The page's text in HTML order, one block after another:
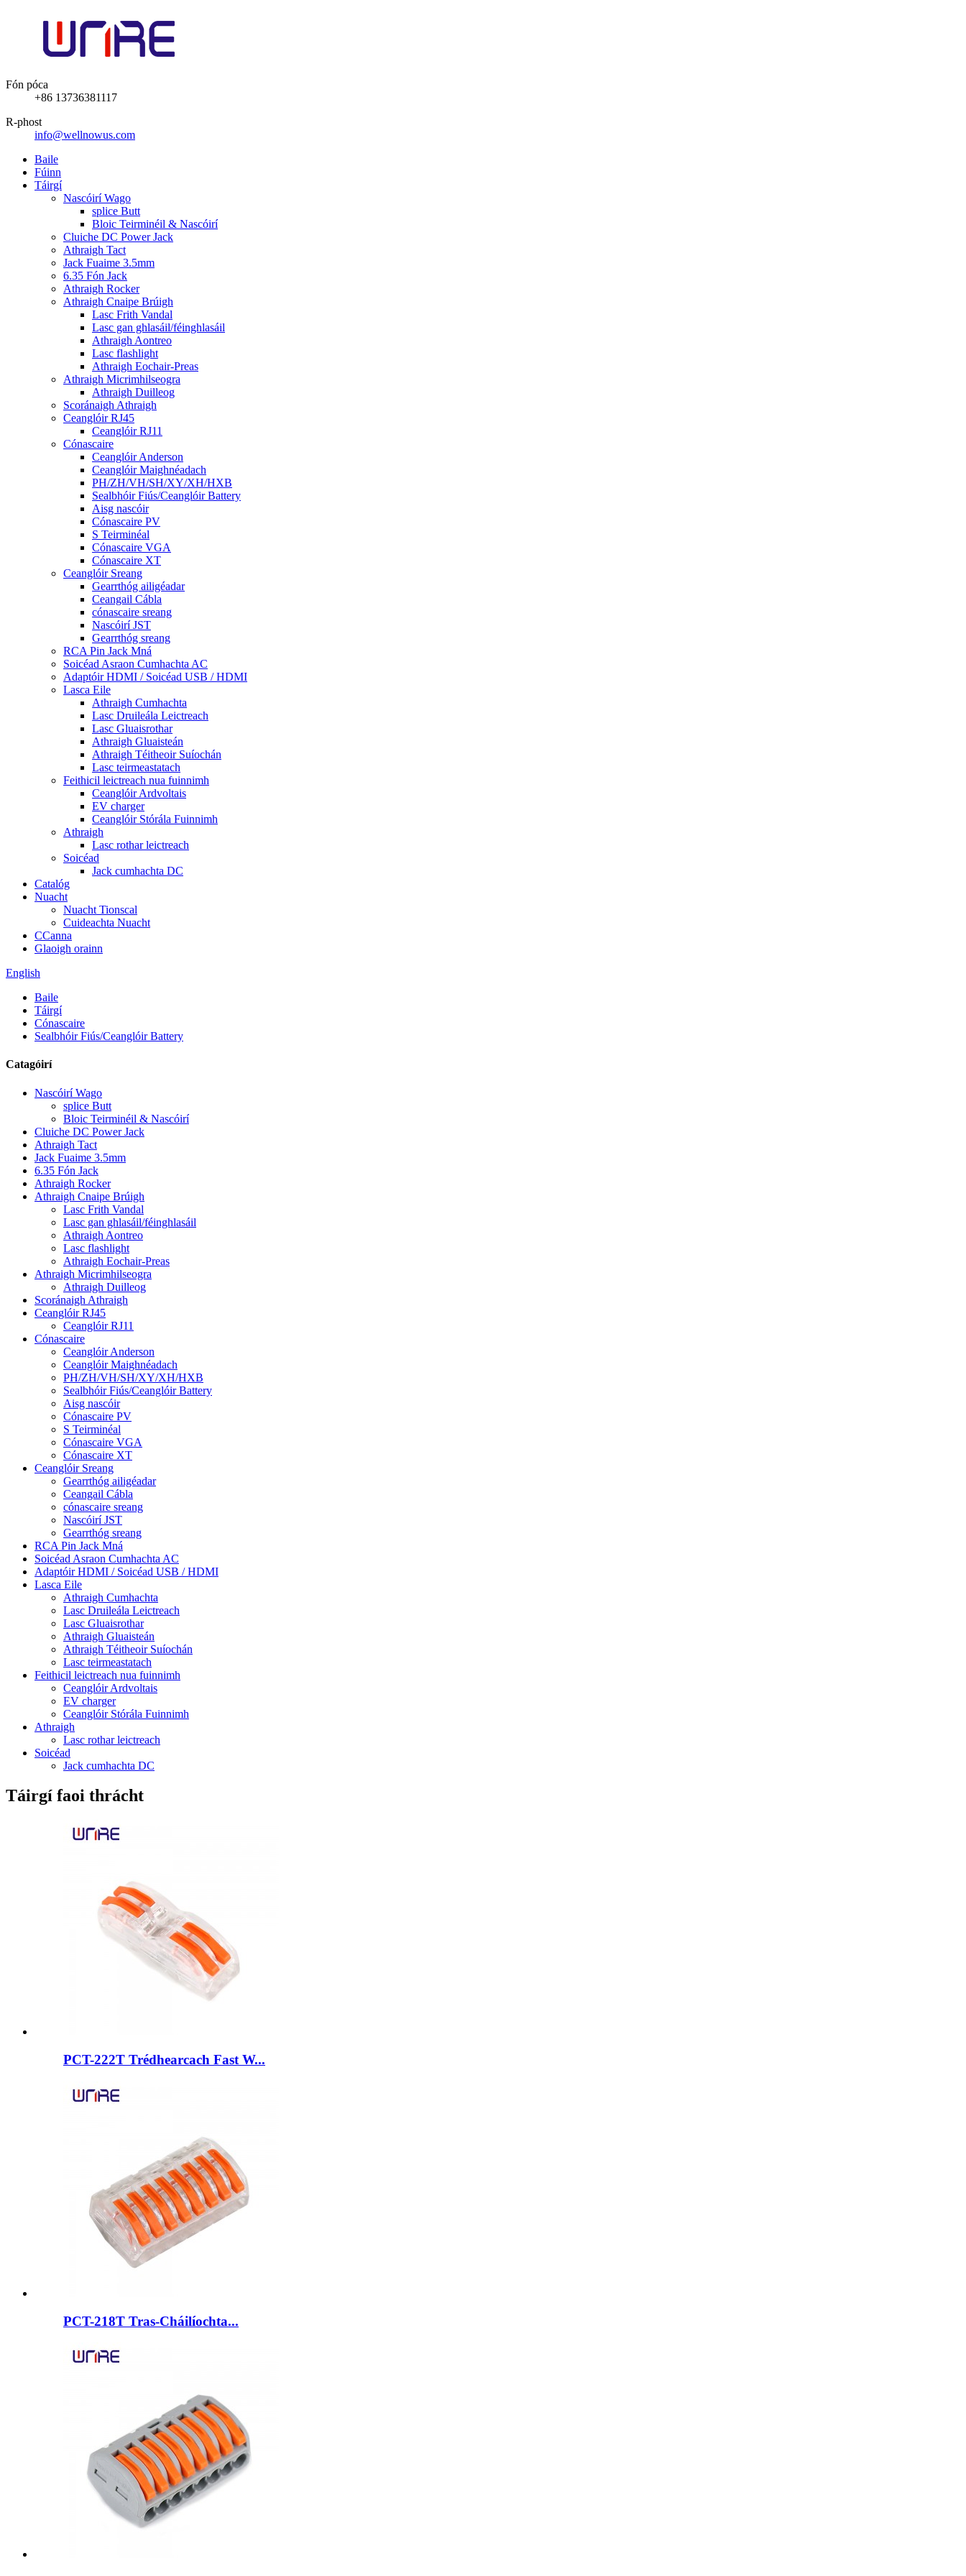
Fón póca
+86 13736381117
R-phost
info@wellnowus.com
Baile
Fúinn
Táirgí
Nascóirí Wago
splice Butt
Bloic Teirminéil & Nascóirí
Cluiche DC Power Jack
Athraigh Tact
Jack Fuaime 3.5mm
6.35 Fón Jack
Athraigh Rocker
Athraigh Cnaipe Brúigh
Lasc Frith Vandal
Lasc gan ghlasáil/féinghlasáil
Athraigh Aontreo
Lasc flashlight
Athraigh Eochair-Preas
Athraigh Micrimhilseogra
Athraigh Duilleog
Scoránaigh Athraigh
Ceanglóir RJ45
Ceanglóir RJ11
Cónascaire
Ceanglóir Anderson
Ceanglóir Maighnéadach
PH/ZH/VH/SH/XY/XH/HXB
Sealbhóir Fiús/Ceanglóir Battery
Aisg nascóir
Cónascaire PV
S Teirminéal
Cónascaire VGA
Cónascaire XT
Ceanglóir Sreang
Gearrthóg ailigéadar
Ceangail Cábla
cónascaire sreang
Nascóirí JST
Gearrthóg sreang
RCA Pin Jack Mná
Soicéad Asraon Cumhachta AC
Adaptóir HDMI / Soicéad USB / HDMI
Lasca Eile
Athraigh Cumhachta
Lasc Druileála Leictreach
Lasc Gluaisrothar
Athraigh Gluaisteán
Athraigh Téitheoir Suíochán
Lasc teirmeastatach
Feithicil leictreach nua fuinnimh
Ceanglóir Ardvoltais
EV charger
Ceanglóir Stórála Fuinnimh
Athraigh
Lasc rothar leictreach
Soicéad
Jack cumhachta DC
Catalóg
Nuacht
Nuacht Tionscal
Cuideachta Nuacht
CCanna
Glaoigh orainn
English
Baile
Táirgí
Cónascaire
Sealbhóir Fiús/Ceanglóir Battery
Catagóirí
Nascóirí Wago
splice Butt
Bloic Teirminéil & Nascóirí
Cluiche DC Power Jack
Athraigh Tact
Jack Fuaime 3.5mm
6.35 Fón Jack
Athraigh Rocker
Athraigh Cnaipe Brúigh
Lasc Frith Vandal
Lasc gan ghlasáil/féinghlasáil
Athraigh Aontreo
Lasc flashlight
Athraigh Eochair-Preas
Athraigh Micrimhilseogra
Athraigh Duilleog
Scoránaigh Athraigh
Ceanglóir RJ45
Ceanglóir RJ11
Cónascaire
Ceanglóir Anderson
Ceanglóir Maighnéadach
PH/ZH/VH/SH/XY/XH/HXB
Sealbhóir Fiús/Ceanglóir Battery
Aisg nascóir
Cónascaire PV
S Teirminéal
Cónascaire VGA
Cónascaire XT
Ceanglóir Sreang
Gearrthóg ailigéadar
Ceangail Cábla
cónascaire sreang
Nascóirí JST
Gearrthóg sreang
RCA Pin Jack Mná
Soicéad Asraon Cumhachta AC
Adaptóir HDMI / Soicéad USB / HDMI
Lasca Eile
Athraigh Cumhachta
Lasc Druileála Leictreach
Lasc Gluaisrothar
Athraigh Gluaisteán
Athraigh Téitheoir Suíochán
Lasc teirmeastatach
Feithicil leictreach nua fuinnimh
Ceanglóir Ardvoltais
EV charger
Ceanglóir Stórála Fuinnimh
Athraigh
Lasc rothar leictreach
Soicéad
Jack cumhachta DC
Táirgí faoi thrácht
PCT-222T Trédhearcach Fast W...
PCT-218T Tras-Cháilíochta...